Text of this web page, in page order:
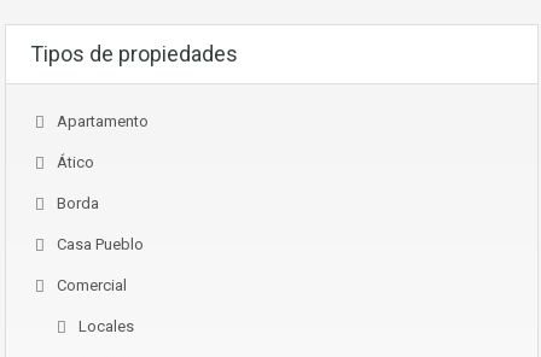
Tipos de propiedades
Apartamento
Ático
Borda
Casa Pueblo
Comercial
Locales